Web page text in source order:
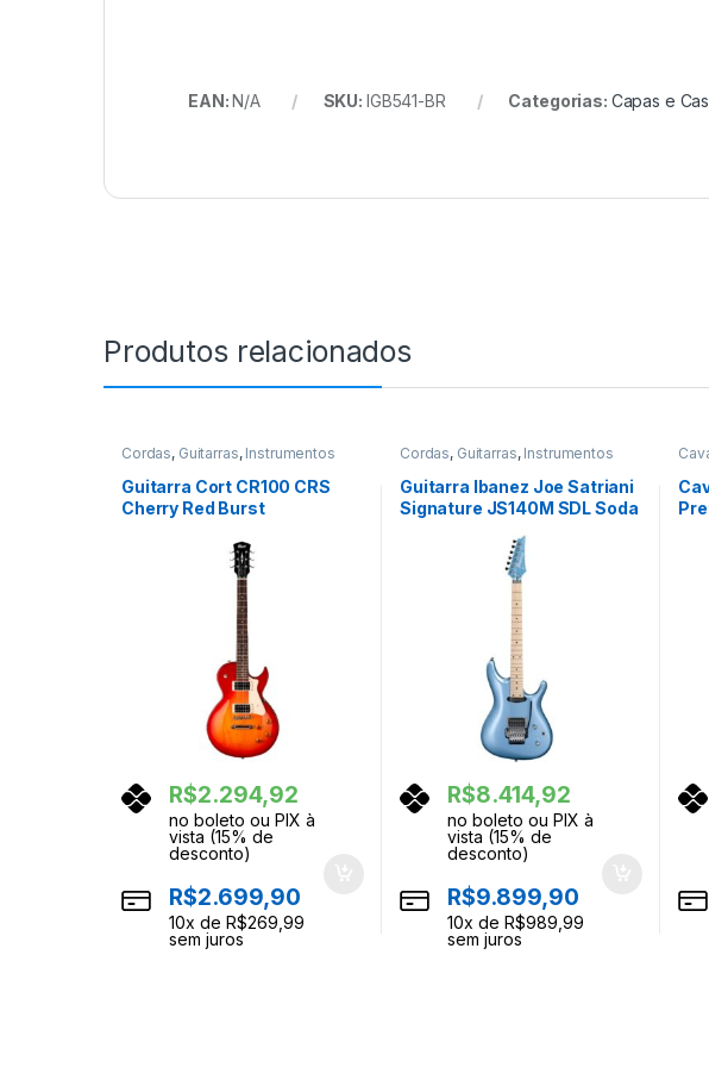
EAN:N/A SKU: IGB541-BR Categorias: Capas e
Produtos relacionados
Cordas, Guitarras, Instrumentos
Guitarra Cort CR100 CRS
Cherry Red Burst
R$2.294,92
no boleto ou PIX à
vista (15% de
desconto)
R$2.699,90
10x de R$269,99
sem juros
Cordas, Guitarras, Instrumentos
Guitarra Ibanez Joe Satriani
Signature JS140M SDL Soda
R$8.414,92
no boleto ou PIX à
vista (15% de
desconto)
R$9.899,90
10x de R$989,99
sem juros